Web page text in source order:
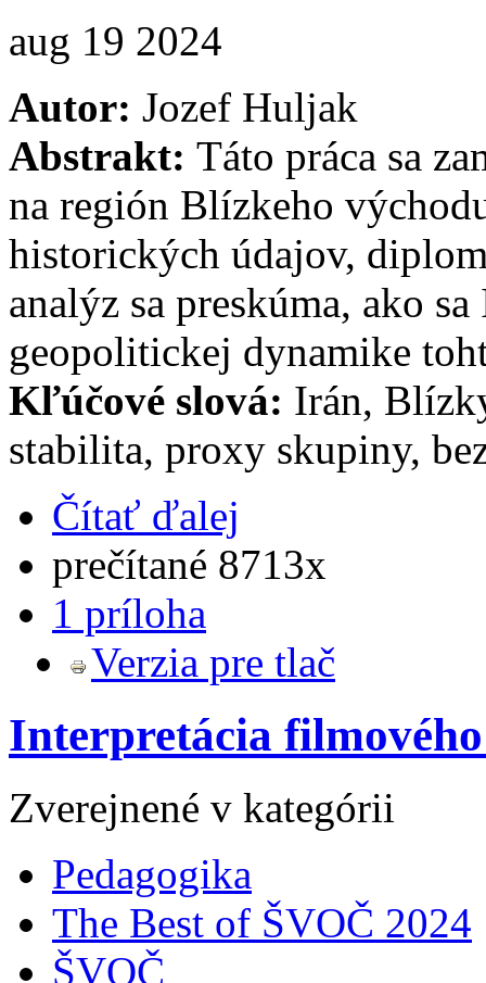
aug 19 2024
Autor: Jozef Huljak
Abstrakt: Táto práca sa
na región Blízkeho
historických údajov,
analýz sa preskúma, ako
geopolitickej dynamike
Kľúčové slová: Irán,
stabilita, proxy skupiny,
Čítať ďalej
prečítané 8713x
1 príloha
Verzia pre tlač
Interpretácia
Zverejnené v kategórii
Pedagogika
The Best of ŠVOČ 2024
ŠVOČ